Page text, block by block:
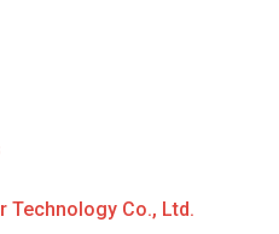
Technology Co., Ltd.